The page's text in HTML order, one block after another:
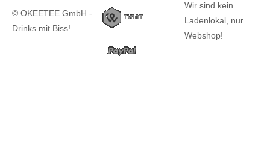
© OKEETEE GmbH -
Drinks mit Biss!.
Wir sind kein
Ladenlokal, nur
Webshop!